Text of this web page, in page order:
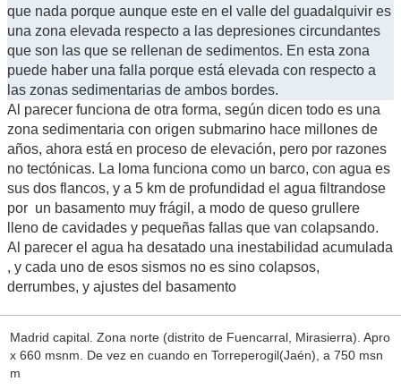
que nada porque aunque este en el valle del guadalquivir es
una zona elevada respecto a las depresiones circundantes
que son las que se rellenan de sedimentos. En esta zona
puede haber una falla porque está elevada con respecto a
las zonas sedimentarias de ambos bordes.
Al parecer funciona de otra forma, según dicen todo es una
zona sedimentaria con origen submarino hace millones de
años, ahora está en proceso de elevación, pero por razones
no tectónicas. La loma funciona como un barco, con agua es
sus dos flancos, y a 5 km de profundidad el agua filtrandose
por un basamento muy frágil, a modo de queso grullere
lleno de cavidades y pequeñas fallas que van colapsando.
Al parecer el agua ha desatado una inestabilidad acumulada
, y cada uno de esos sismos no es sino colapsos,
derrumbes, y ajustes del basamento
Madrid capital. Zona norte (distrito de Fuencarral, Mirasierra). Apro
x 660 msnm. De vez en cuando en Torreperogil(Jaén), a 750 msn
m